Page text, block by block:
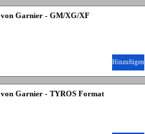
Garnier - GM/XG/XF
Hinzufügen
Garnier - TYROS Format